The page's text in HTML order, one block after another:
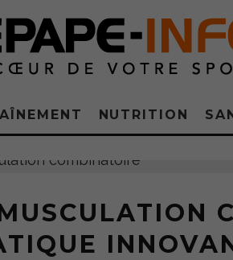
NUTRITION